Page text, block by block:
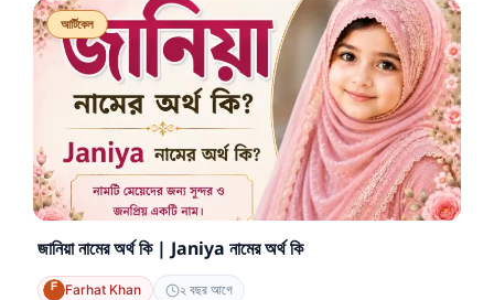
আর্টিকেল
জানিয়া নামের অর্থ কি | Janiya নামের অর্থ কি
Farhat Khan ২ বছর আগে